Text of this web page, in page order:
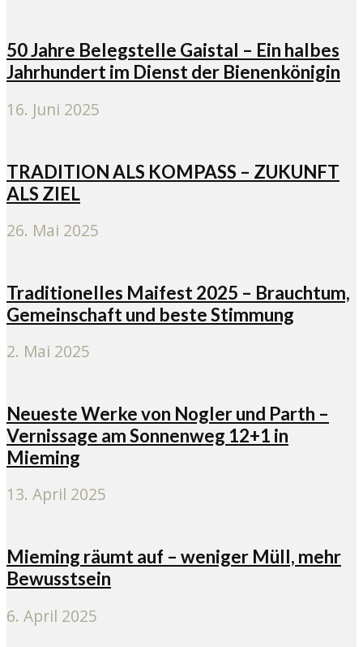
50 Jahre Belegstelle Gaistal – Ein halbes
Jahrhundert im Dienst der Bienenkönigin
16. Juni 2025
TRADITION ALS KOMPASS – ZUKUNFT
ALS ZIEL
26. Mai 2025
Traditionelles Maifest 2025 – Brauchtum,
Gemeinschaft und beste Stimmung
2. Mai 2025
Neueste Werke von Nogler und Parth –
Vernissage am Sonnenweg 12+1 in
Mieming
13. April 2025
Mieming räumt auf – weniger Müll, mehr
Bewusstsein
6. April 2025